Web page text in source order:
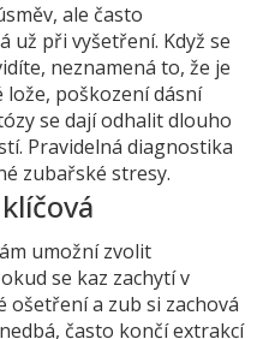
ale často
už při vyšetření. Když se
neznamená to, že je
lože, poškození dásní
se dají odhalit dlouho
Pravidelná diagnostika
zubařské stresy.
umožní zvolit
se kaz zachytí v
ošetření a zub si zachová
často končí extrakcí